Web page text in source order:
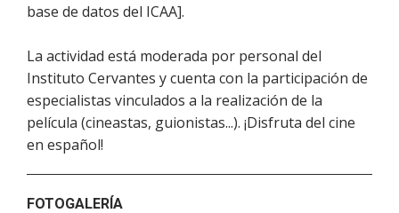
base de datos del ICAA].
La actividad está moderada por personal del
Instituto Cervantes y cuenta con la participación de
especialistas vinculados a la realización de la
película (cineastas, guionistas...). ¡Disfruta del cine
en español!
FOTOGALERÍA